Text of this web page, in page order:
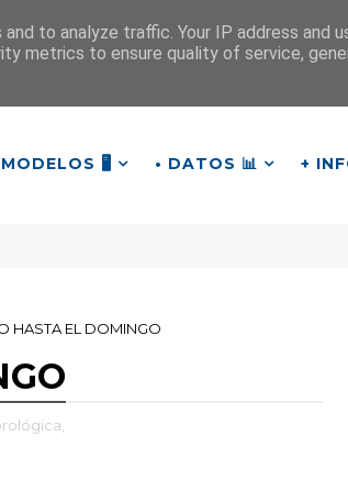
¡Hasta mañana!
MODELOS 🖥️ • DATOS 📊 +
HASTA EL DOMINGO
to analyze traffic. Your IP address and
metrics to ensure quality of service,